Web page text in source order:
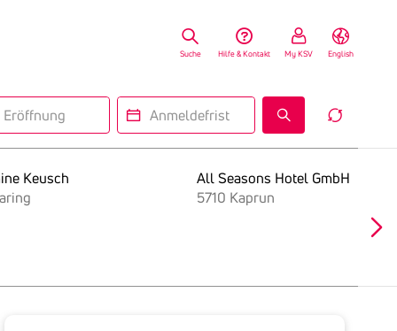
Suche Hilfe & Kontakt My KSV English
Anmeldefrist
Search
Keusch
All Seasons Hotel GmbH
5710 Kaprun